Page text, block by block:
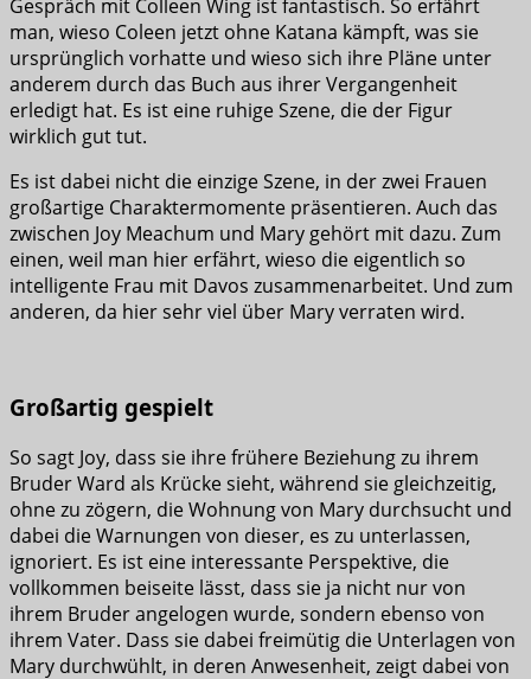
Gespräch mit Colleen Wing ist fantastisch. So erfährt
man, wieso Coleen jetzt ohne Katana kämpft, was sie
ursprünglich vorhatte und wieso sich ihre Pläne unter
anderem durch das Buch aus ihrer Vergangenheit
erledigt hat. Es ist eine ruhige Szene, die der Figur
wirklich gut tut.
Es ist dabei nicht die einzige Szene, in der zwei Frauen
großartige Charaktermomente präsentieren. Auch das
zwischen Joy Meachum und Mary gehört mit dazu. Zum
einen, weil man hier erfährt, wieso die eigentlich so
intelligente Frau mit Davos zusammenarbeitet. Und zum
anderen, da hier sehr viel über Mary verraten wird.
Großartig gespielt
So sagt Joy, dass sie ihre frühere Beziehung zu ihrem
Bruder Ward als Krücke sieht, während sie gleichzeitig,
ohne zu zögern, die Wohnung von Mary durchsucht und
dabei die Warnungen von dieser, es zu unterlassen,
ignoriert. Es ist eine interessante Perspektive, die
vollkommen beiseite lässt, dass sie ja nicht nur von
ihrem Bruder angelogen wurde, sondern ebenso von
ihrem Vater. Dass sie dabei freimütig die Unterlagen von
Mary durchwühlt, in deren Anwesenheit, zeigt dabei von